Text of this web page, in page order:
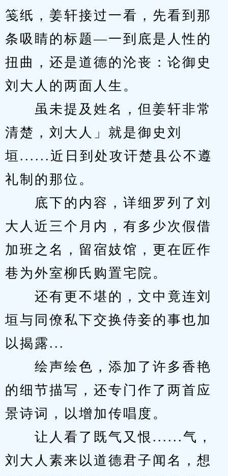
笺纸，姜轩接过一看，先看到那
条吸睛的标题—一到底是人性的
扭曲，还是道德的沦丧：论御史
刘大人的两面人生。
虽未提及姓名，但姜轩非常
清楚，刘大人」就是御史刘
垣......近日到处攻讦楚县公不遵
礼制的那位。
底下的内容，详细罗列了刘
大人近三个月内，有多少次假借
加班之名，留宿妓馆，更在匠作
巷为外室柳氏购置宅院。
还有更不堪的，文中竟连刘
垣与同僚私下交换侍妾的事也加
以揭露...
绘声绘色，添加了许多香艳
的细节描写，还专门作了两首应
景诗词，以增加传唱度。
让人看了既气又恨......气，
刘大人素来以道德君子闻名，想